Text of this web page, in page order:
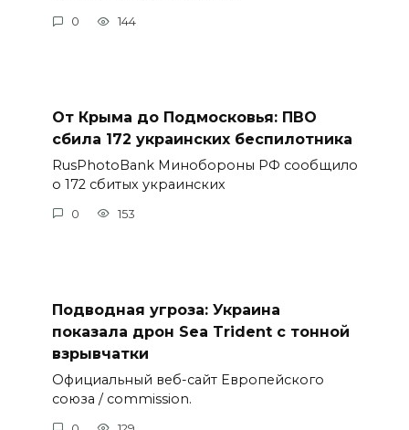
0 144
От Крыма до Подмосковья: ПВО
сбила 172 украинских беспилотника
RusPhotoBank Минобороны РФ сообщило
о 172 сбитых украинских
0 153
Подводная угроза: Украина
показала дрон Sea Trident с тонной
взрывчатки
Официальный веб-сайт Европейского
союза / commission.